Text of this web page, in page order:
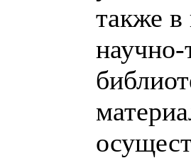
также
научно-